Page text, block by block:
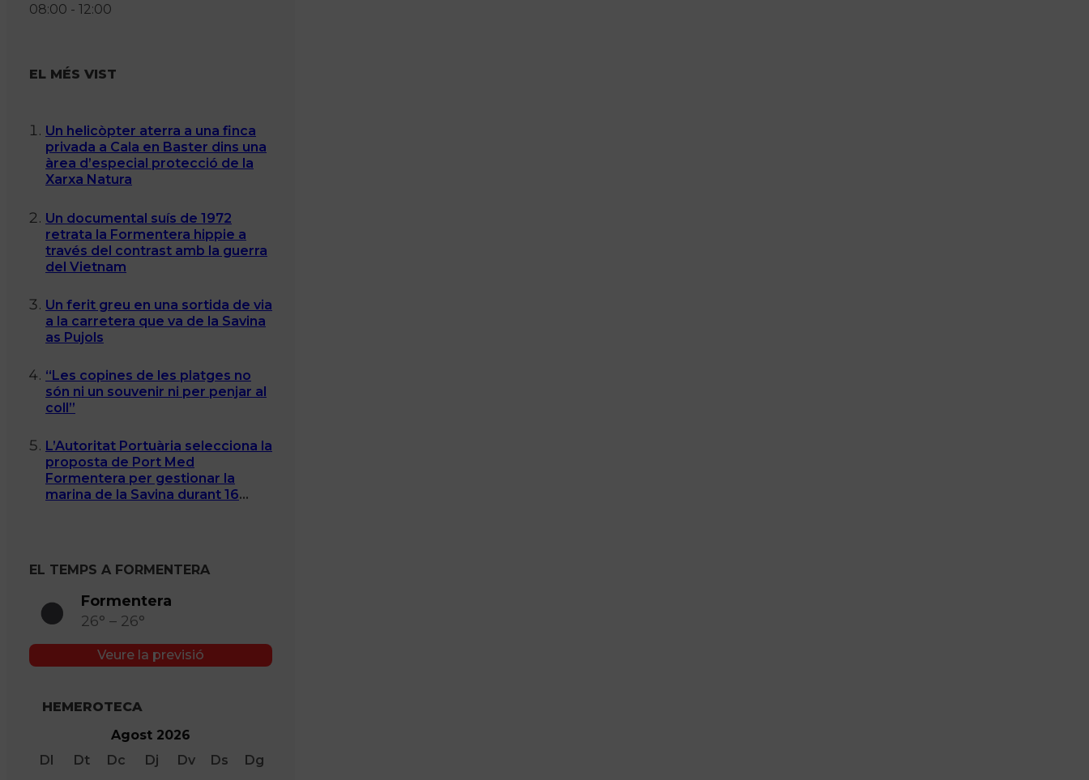
08:00 - 12:00
EL MÉS VIST
Un helicòpter aterra a una finca
privada a Cala en Baster dins una
àrea d’especial protecció de la
Xarxa Natura
Un documental suís de 1972
retrata la Formentera hippie a
través del contrast amb la guerra
del Vietnam
Un ferit greu en una sortida de via
a la carretera que va de la Savina
as Pujols
“Les copines de les platges no
són ni un souvenir ni per penjar al
coll”
L’Autoritat Portuària selecciona la
proposta de Port Med
Formentera per gestionar la
marina de la Savina durant 16
EL TEMPS A FORMENTERA
Formentera
26° – 26°
Veure la previsió
HEMEROTECA
Agost 2026
Dl
Dt Dc Dj Dv Ds
Dg